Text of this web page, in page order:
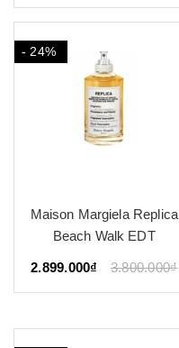
- 24%
Maison Margiela Replica
Beach Walk EDT
2.899.000₫ 3.800.000₫